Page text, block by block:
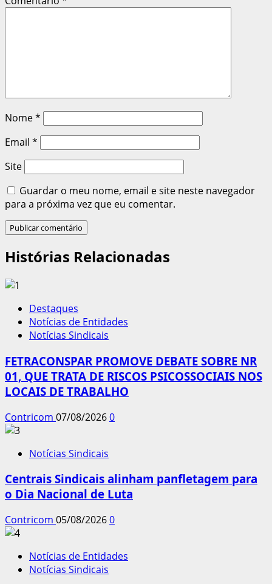
Nome*
Email *
Site
Guardar o meu nome, email e site neste navegador
para a próxima vez que eu comentar.
Histórias Relacionadas
Destaques
Notícias de Entidades
Notícias Sindicais
FETRACONSPAR PROMOVE DEBATE SOBRE NR
01, QUE TRATA DE RISCOS PSICOSSOCIAIS NOS
LOCAIS DE TRABALHO
Contricom 07/08/20260
Notícias Sindicais
Centrais Sindicais alinham panfletagem para
o Dia Nacional de Luta
Contricom 05/08/20260
Notícias de Entidades
Notícias Sindicais